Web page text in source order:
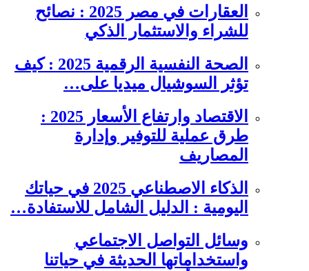
العقارات في مصر 2025 : نصائح
للشراء والاستثمار الذكي
الصحة النفسية الرقمية 2025 : كيف
تؤثر السوشيال ميديا على…
الاقتصاد وارتفاع الأسعار 2025 :
طرق عملية للتوفير وإدارة
المصاريف
الذكاء الاصطناعي 2025 في حياتك
اليومية : الدليل الشامل للاستفادة…
وسائل التواصل الاجتماعي
واستخداماتها الحديثة في حياتنا